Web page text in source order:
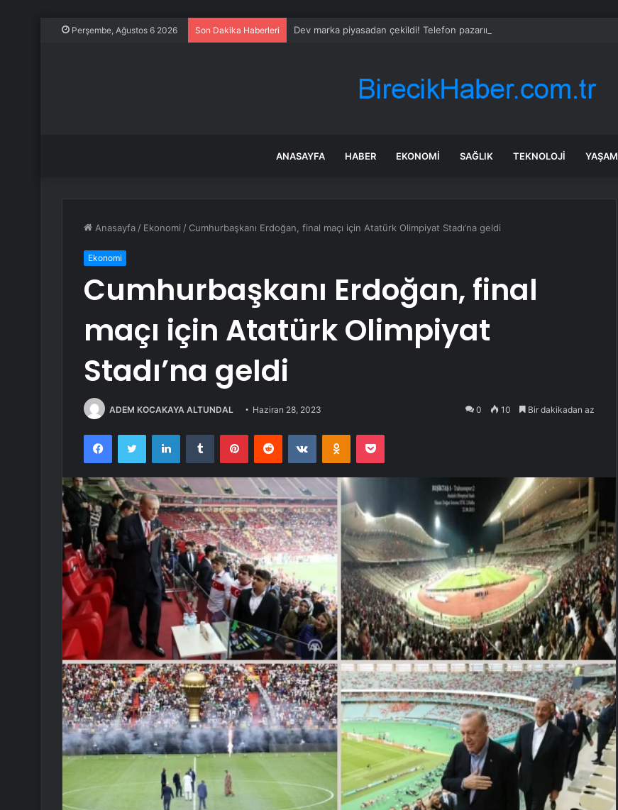
Perşembe, Ağustos 6 2026 Son Dakika Haberleri Dev marka piyasadan çekildi! Telefon pazarında taşlar yerinden oynadı
ANASAYFA HABER EKONOMI SAĞLIK TEKNOLOJI YAŞAM
Anasayfa / Ekonomi / Cumhurbaşkanı Erdoğan, final maçı için Atatürk Olimpiyat Stadı’na geldi
Ekonomi
Cumhurbaşkanı Erdoğan, final
maçı için Atatürk Olimpiyat
Stadı’na geldi
ADEM KOCAKAYA ALTUNDAL Haziran 28, 2023 0 10 Bir dakikadan az
FacebookTwitter LinkedInTumblr PinterestReddit VKontakteOdnoklassniki
Pocket